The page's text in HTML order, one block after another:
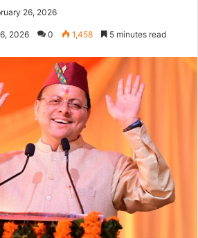
26, 2026
2026 0 1,458 5 minutes read